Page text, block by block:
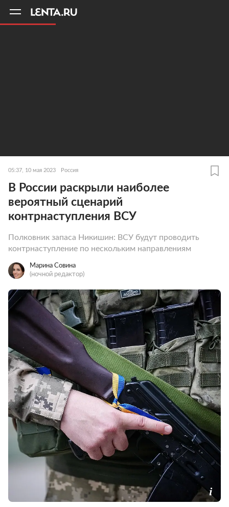
05:37, 10 мая 2023 Россия
В России раскрыли наиболее
вероятный сценарий
контрнаступления ВСУ
Полковник запаса Никишин: ВСУ будут проводить
контрнаступление по нескольким направлениям
Марина Совина
(ночной редактор)